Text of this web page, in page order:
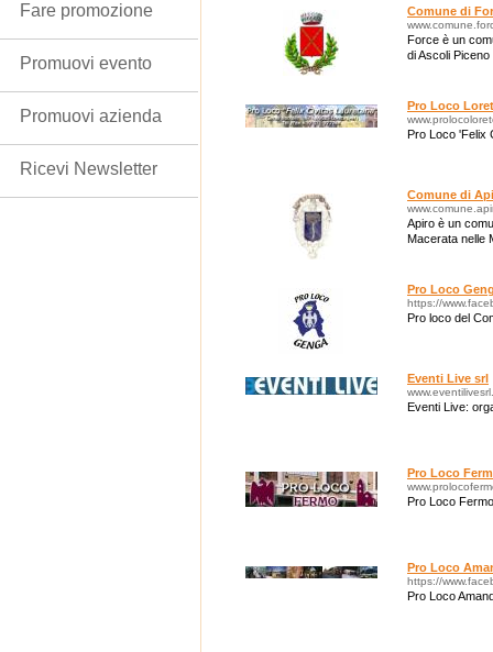
Comune di
Force è un
di Ascoli
Pro Loco
Pro Loco 'Felix
Comune di
Apiro è un
Macerata nelle
Pro Loco
https://
Pro loco del
Eventi Live srl
Eventi Live:
Pro Loco
Pro Loco Fermo
Pro Loco
https://
Pro Loco
Fare promozione
Promuovi evento
Promuovi azienda
Ricevi Newsletter